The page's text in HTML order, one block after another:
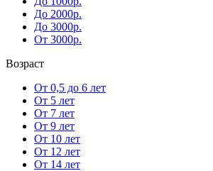
До 2000р.
До 3000р.
От 3000р.
Возраст
От 0,5 до 6 лет
От 5 лет
От 7 лет
От 9 лет
От 10 лет
От 12 лет
От 14 лет